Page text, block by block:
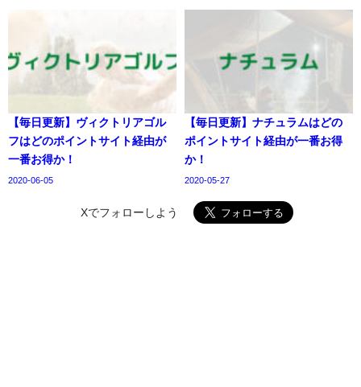
【毎日更新】ヴィクトリアゴル
フはどのポイントサイト経由が
一番お得か！
2020-06-05
【毎日更新】ナチュラムはどの
ポイントサイト経由が一番お得
か！
2020-05-27
Xでフォローしよう